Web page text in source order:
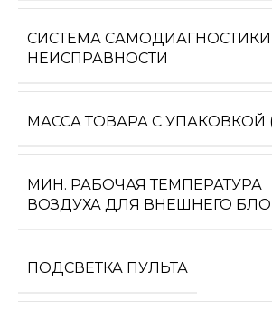
СИСТЕМА САМОДИАГНОСТИКИ
НЕИСПРАВНОСТИ
МАССА ТОВАРА С УПАКОВКОЙ
МИН. РАБОЧАЯ ТЕМПЕРАТУРА
ВОЗДУХА ДЛЯ ВНЕШНЕГО
ПОДСВЕТКА ПУЛЬТА